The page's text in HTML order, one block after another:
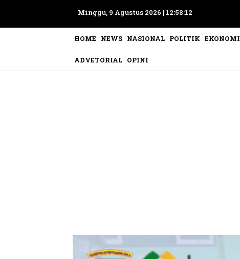
Minggu, 9 Agustus 2026 | 12:58:14
HOME NEWS NASIONAL POLITIK EKONOMI
ADVETORIAL OPINI